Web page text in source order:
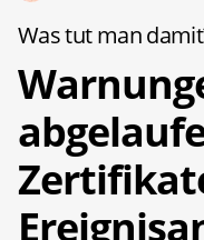
Was tut man